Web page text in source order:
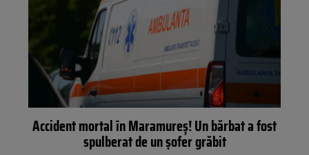
Accident mortal în Maramureș! Un bărbat a fost
spulberat de un șofer grăbit